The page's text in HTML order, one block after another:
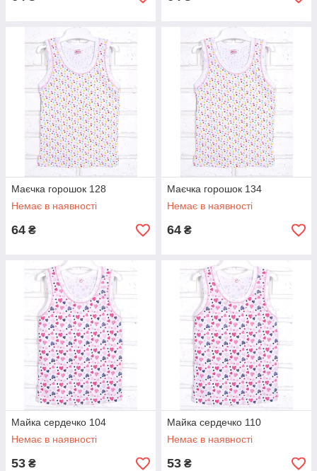
Маєчка горошок 128
Немає в наявності
64 ₴
Маєчка горошок 134
Немає в наявності
64 ₴
Майка сердечко 104
Немає в наявності
53 ₴
Майка сердечко 110
Немає в наявності
53 ₴